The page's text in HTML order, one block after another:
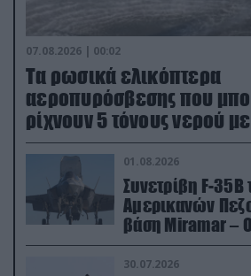
07.08.2026 | 00:02
Τα ρωσικά ελικόπτερα
αεροπυρόσβεσης που
ρίχνουν 5 τόνους νερού
01.08.2026
Συνετρίβη F-35B
Αμερικανών
βάση Miramar –
εκτινάχθηκε
30.07.2026